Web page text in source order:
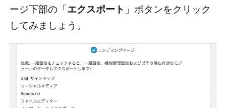
ージ下部の「 エクスポート 」ボタンをクリック
してみましょう。